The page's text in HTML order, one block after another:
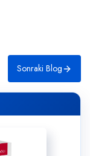
Sonraki Blog